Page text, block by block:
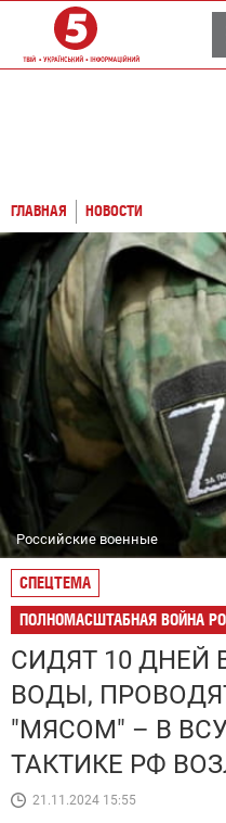
ГЛАВНАЯ НОВОСТИ
Российские военные
СПЕЦТЕМА
ПОЛНОМАСШТАБНАЯ ВОЙНА
СИДЯТ 10 ДНЕЙ
ВОДЫ,
"МЯСОМ" – В
ТАКТИКЕ РФ
21.11.2024 15:55